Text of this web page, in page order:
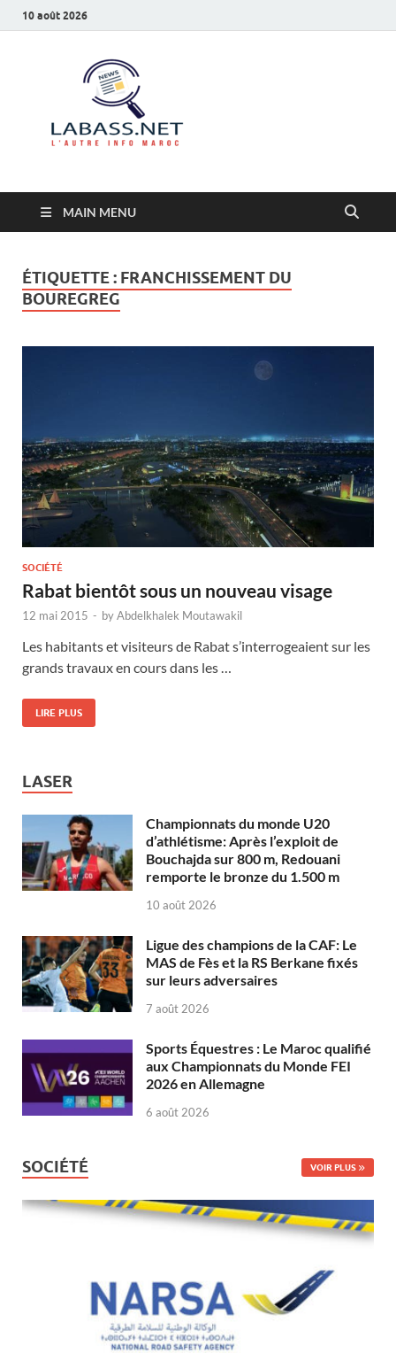
10 août 2026
MAIN MENU
ÉTIQUETTE : FRANCHISSEMENT DU
BOUREGREG
SOCIÉTÉ
Rabat bientôt sous un nouveau visage
12 mai 2015 - byAbdelkhalek Moutawakil
Les habitants et visiteurs de Rabat s’interrogeaient sur les
grands travaux en cours dans les …
LIRE PLUS
LASER
Championnats du monde U20
d’athlétisme: Après l’exploit de
Bouchajda sur 800 m, Redouani
remporte le bronze du 1.500 m
10 août 2026
Ligue des champions de la CAF: Le
MAS de Fès et la RS Berkane fixés
sur leurs adversaires
7 août 2026
Sports Équestres : Le Maroc qualifié
aux Championnats du Monde FEI
2026 en Allemagne
6 août 2026
SOCIÉTÉ VOIR PLUS